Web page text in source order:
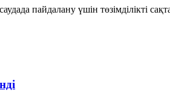
пайдалану үшін төзімділікті